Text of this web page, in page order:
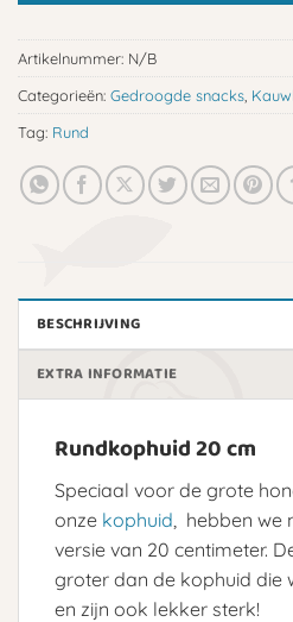
Artikelnummer: N/B
Categorieën: Gedroogde snacks,
Tag: Rund
BESCHRIJVING
EXTRA INFORMATIE
Rundkophuid 20 cm
Speciaal voor de grote
onze kophuid , hebben
versie van 20 centimeter.
groter dan de kophuid die
en zijn ook lekker sterk!